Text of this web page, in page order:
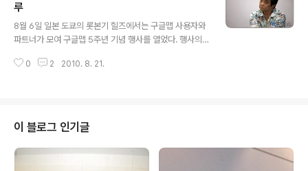
까?’라는 주제로 김인석 금융감독원 부국장이 강연을 했다.
전자금융의 IT 사고 사례를 들며 그에 대한 조사 방법을 설
명했다. 이어서 ‘신기술 기반 금융보안 추진 현황’을 장재환
금융보안연구원 팀장이 발표했다. 신기술 기반 금융보안으
로 스마트폰과 IPTV, VoIP에 초점을 두고 그에 대한 금융
루
8월 6일 일본 도쿄의 롯본기 힐즈에서는 구글맵 사용자와
파트너가 모여 구글맵 5주년 기념 행사를 열었다. 행사의
의 거장 오시이 마모루 감독(押井守 監督)의 강연이었다.
자주 듣는 소리가 "지금 우리가 어디쯤에 있나요? 어느 방
향으로 가고 있나요?"이다. 하지만 오시이 감독은 지도에
능숙하지 않다고 서두를 던지며, 사람이 공간 감각을 느끼
0 2 2010. 8. 21.
이 블로그 인기글